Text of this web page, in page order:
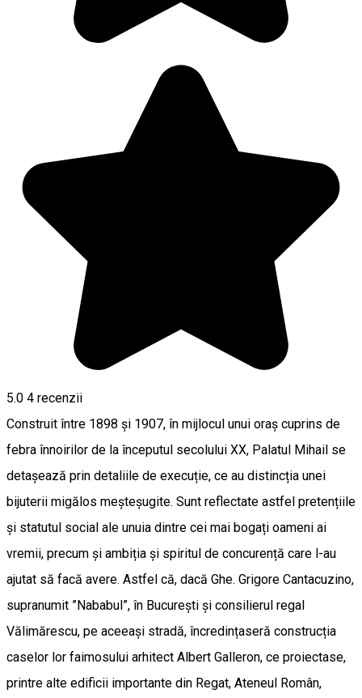
5.0 4 recenzii
Construit între 1898 și 1907, în mijlocul unui oraș cuprins de
febra înnoirilor de la începutul secolului XX, Palatul Mihail se
detașează prin detaliile de execuție, ce au distincția unei
bijuterii migălos meșteșugite. Sunt reflectate astfel pretențiile
și statutul social ale unuia dintre cei mai bogați oameni ai
vremii, precum și ambiția și spiritul de concurență care l-au
ajutat să facă avere. Astfel că, dacă Ghe. Grigore Cantacuzino,
supranumit ”Nababul”, în București și consilierul regal
Vălimărescu, pe aceeași stradă, încredințaseră construcția
caselor lor faimosului arhitect Albert Galleron, ce proiectase,
printre alte edificii importante din Regat, Ateneul Român,